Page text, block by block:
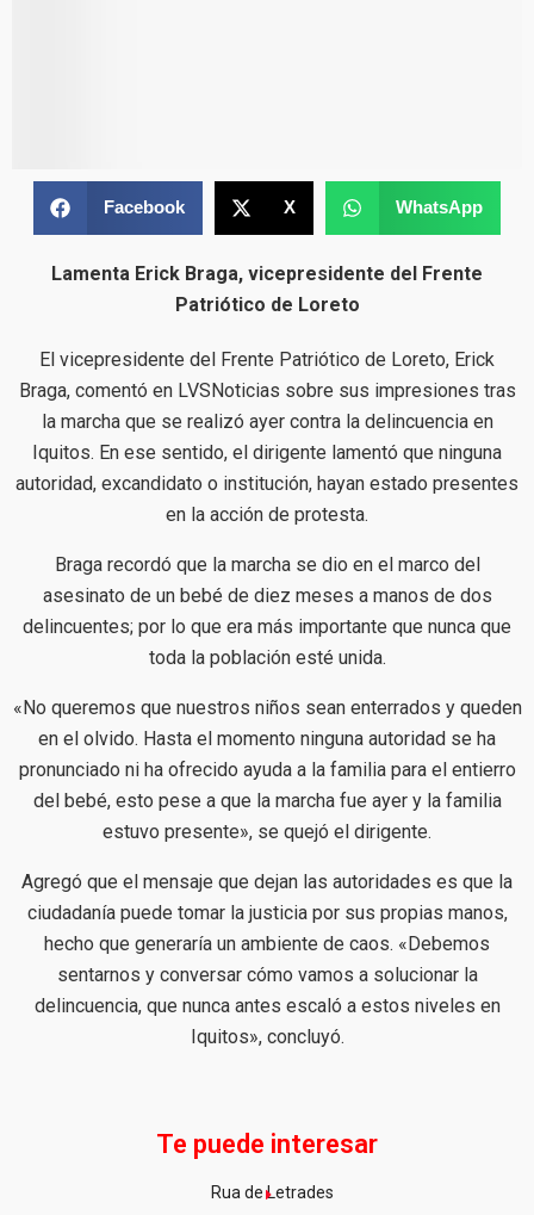
Facebook X WhatsApp
Lamenta Erick Braga, vicepresidente del Frente
Patriótico de Loreto
El vicepresidente del Frente Patriótico de Loreto, Erick
Braga, comentó en LVSNoticias sobre sus impresiones tras
la marcha que se realizó ayer contra la delincuencia en
Iquitos. En ese sentido, el dirigente lamentó que ninguna
autoridad, excandidato o institución, hayan estado presentes
en la acción de protesta.
Braga recordó que la marcha se dio en el marco del
asesinato de un bebé de diez meses a manos de dos
delincuentes; por lo que era más importante que nunca que
toda la población esté unida.
«No queremos que nuestros niños sean enterrados y queden
en el olvido. Hasta el momento ninguna autoridad se ha
pronunciado ni ha ofrecido ayuda a la familia para el entierro
del bebé, esto pese a que la marcha fue ayer y la familia
estuvo presente», se quejó el dirigente.
Agregó que el mensaje que dejan las autoridades es que la
ciudadanía puede tomar la justicia por sus propias manos,
hecho que generaría un ambiente de caos. «Debemos
sentarnos y conversar cómo vamos a solucionar la
delincuencia, que nunca antes escaló a estos niveles en
Iquitos», concluyó.
Te puede interesar
Rua de Letrades